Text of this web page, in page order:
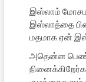
இஸ்லாம்
இஸ்லாத்தை
மதமாக ஏன்
அதென்ன